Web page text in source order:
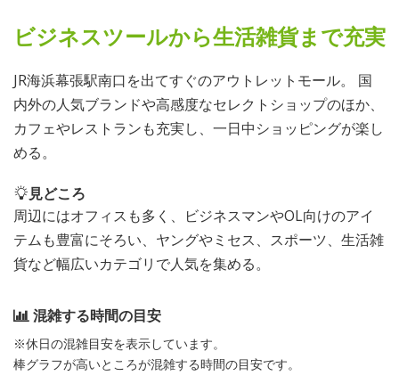
ビジネスツールから生活雑貨まで充実
JR海浜幕張駅南口を出てすぐのアウトレットモール。 国
内外の人気ブランドや高感度なセレクトショップのほか、
カフェやレストランも充実し、一日中ショッピングが楽し
める。
見どころ
周辺にはオフィスも多く、ビジネスマンやOL向けのアイ
テムも豊富にそろい、ヤングやミセス、スポーツ、生活雑
貨など幅広いカテゴリで人気を集める。
混雑する時間の目安
※休日の混雑目安を表示しています。
棒グラフが高いところが混雑する時間の目安です。